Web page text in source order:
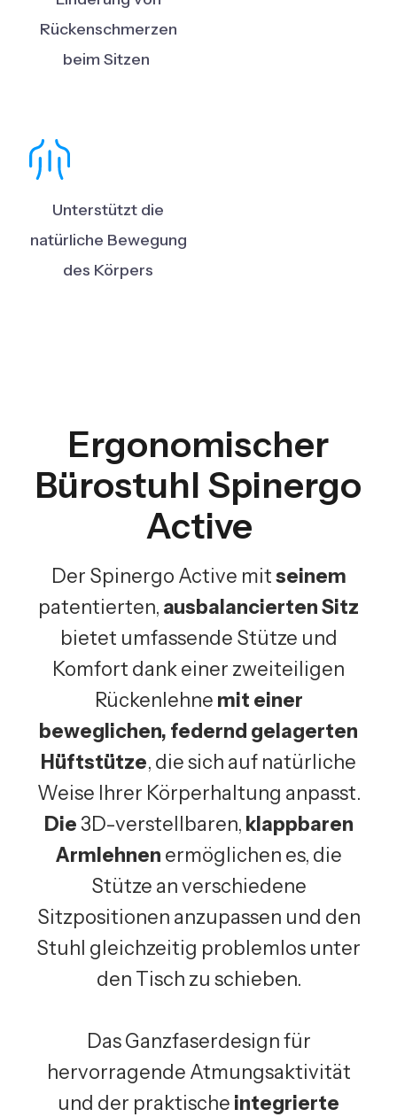
Rückenschmerzen
beim Sitzen
Unterstützt die
natürliche Bewegung
des Körpers
Ergonomischer
Bürostuhl Spinergo
Active
Der Spinergo Active mitseinem
patentierten, ausbalancierten Sitz
bietet umfassende Stütze und
Komfort dank einer zweiteiligen
Rückenlehne mit einer
beweglichen, federnd gelagerten
Hüftstütze, die sich auf natürliche
Weise Ihrer Körperhaltung anpasst.
Die3D-verstellbaren, klappbaren
Armlehnen ermöglichen es, die
Stütze an verschiedene
Sitzpositionen anzupassen und den
Stuhl gleichzeitig problemlos unter
den Tisch zu schieben.
Das Ganzfaserdesign für
hervorragende Atmungsaktivität
und der praktische integrierte